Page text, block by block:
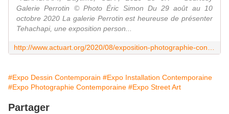
Galerie Perrotin © Photo Éric Simon Du 29 août au 10
octobre 2020 La galerie Perrotin est heureuse de présenter
Tehachapi, une exposition person...
#Expo Dessin Contemporain #Expo Installation Contemporaine
#Expo Photographie Contemporaine #Expo Street Art
Partager